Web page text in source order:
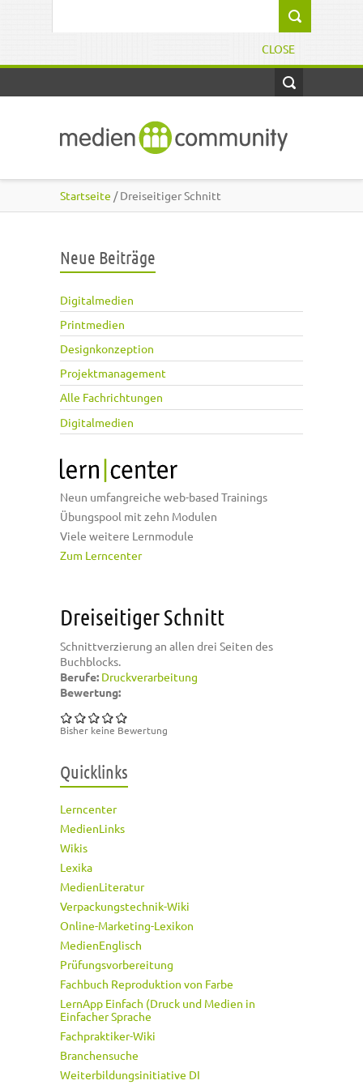
CLOSE
Startseite / Dreiseitiger Schnitt
Neue Beiträge
Digitalmedien
Printmedien
Designkonzeption
Projektmanagement
Alle Fachrichtungen
Digitalmedien
Neun umfangreiche web-based Trainings
Übungspool mit zehn Modulen
Viele weitere Lernmodule
Zum Lerncenter
Dreiseitiger Schnitt
Schnittverzierung an allen drei Seiten des
Buchblocks.
Berufe: Druckverarbeitung
Bewertung:
Bisher keine Bewertung
Quicklinks
Lerncenter
MedienLinks
Wikis
Lexika
MedienLiteratur
Verpackungstechnik-Wiki
Online-Marketing-Lexikon
MedienEnglisch
Prüfungsvorbereitung
Fachbuch Reproduktion von Farbe
LernApp Einfach (Druck und Medien in
Einfacher Sprache
Fachpraktiker-Wiki
Branchensuche
Weiterbildungsinitiative DI